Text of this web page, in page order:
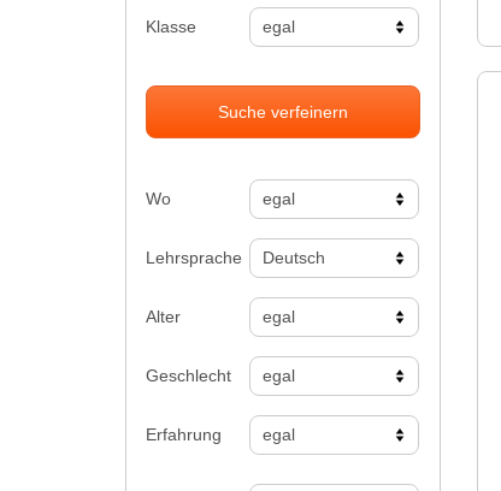
Klasse
Suche verfeinern
Wo
Lehrsprache
Alter
Geschlecht
Erfahrung